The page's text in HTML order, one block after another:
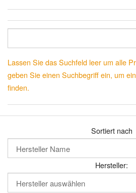
Lassen Sie das Suchfeld leer um alle
geben Sie einen Suchbegriff ein, um
finden.
Sortiert nach
Hersteller: